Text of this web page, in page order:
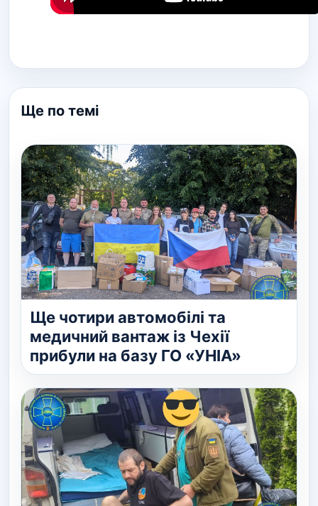
Ще по темі
Ще чотири автомобілі та
медичний вантаж із Чехії
прибули на базу ГО «УНІА»